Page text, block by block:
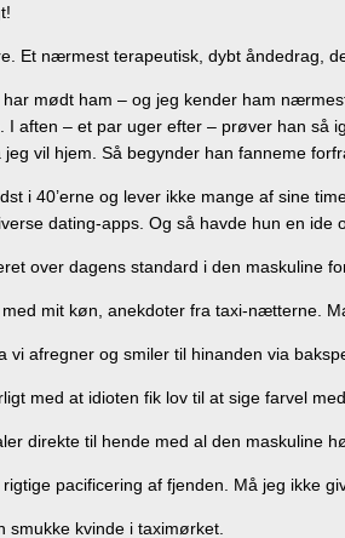
Et nærmest terapeutisk, dybt åndedrag,
mødt ham – og jeg kender ham
I aften – et par uger efter – prøver han så
vil hjem. Så begynder han fanneme
i 40’erne og lever ikke mange af sine
dating-apps. Og så havde hun en
over dagens standard i den maskuline
mit køn, anekdoter fra taxi-nætterne.
vi afregner og smiler til hinanden via
med at idioten fik lov til at sige farvel
direkte til hende med al den maskuline
rigtige pacificering af fjenden. Må jeg ikke
smukke kvinde i taximørket.